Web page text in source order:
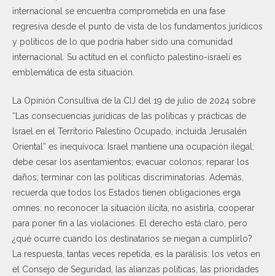
internacional se encuentra comprometida en una fase
regresiva desde el punto de vista de los fundamentos jurídicos
y políticos de lo que podría haber sido una comunidad
internacional. Su actitud en el conflicto palestino-israelí es
emblemática de esta situación.
La Opinión Consultiva de la CIJ del 19 de julio de 2024 sobre
“Las consecuencias jurídicas de las políticas y prácticas de
Israel en el Territorio Palestino Ocupado, incluida Jerusalén
Oriental” es inequívoca: Israel mantiene una ocupación ilegal;
debe cesar los asentamientos; evacuar colonos; reparar los
daños; terminar con las políticas discriminatorias. Además,
recuerda que todos los Estados tienen obligaciones erga
omnes: no reconocer la situación ilícita, no asistirla, cooperar
para poner fin a las violaciones. El derecho está claro, pero
¿qué ocurre cuando los destinatarios se niegan a cumplirlo?
La respuesta, tantas veces repetida, es la parálisis: los vetos en
el Consejo de Seguridad, las alianzas políticas, las prioridades